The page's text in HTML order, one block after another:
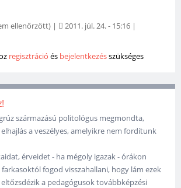
ellenőrzött) | 2011. júl. 24. - 15:16 |
regisztráció és bejelentkezésszükséges
grúz származású politológus megmondta,
a veszélyes, amelyikre nem fordítunk
érveidet - ha mégoly igazak - órákon
fogod visszahallani, hogy lám ezek
a pedagógusok továbbképzési